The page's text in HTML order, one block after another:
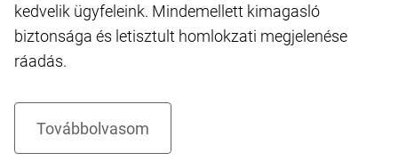
kedvelik ügyfeleink. Mindemellett kimagasló
biztonsága és letisztult homlokzati megjelenése
ráadás.